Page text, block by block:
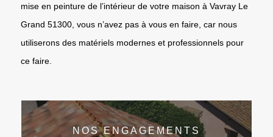
mise en peinture de l’intérieur de votre maison à Vavray Le
Grand 51300, vous n’avez pas à vous en faire, car nous
utiliserons des matériels modernes et professionnels pour
ce faire.
NOS ENGAGEMENTS